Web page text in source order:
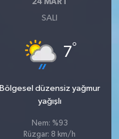
24 MART
SALI
7°
Bölgesel düzensiz yağmur
yağışlı
Nem: %93
Rüzgar: 8 km/h